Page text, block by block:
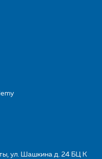
ул. Шашкина д. 24 БЦ K